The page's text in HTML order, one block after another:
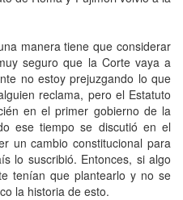
manera tiene que considerar
seguro que la Corte vaya a
no estoy prejuzgando lo que
reclama, pero el Estatuto
en el primer gobierno de la
ese tiempo se discutió en el
un cambio constitucional para
lo suscribió. Entonces, si algo
tenían que plantearlo y no se
la historia de esto.